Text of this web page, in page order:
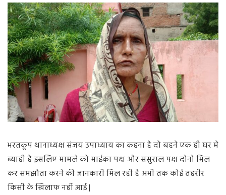
भरतकूप थानाध्यक्ष संजय उपाध्याय का कहना है दो बहने एक ही घर मे
ब्याही है इसलिए मामले को माईका पक्ष और ससुराल पक्ष दोनो मिल
कर समझौता करने की जानकारी मिल रही है अभी तक कोई तहरीर
किसी के खिलाफ नहीं आई |